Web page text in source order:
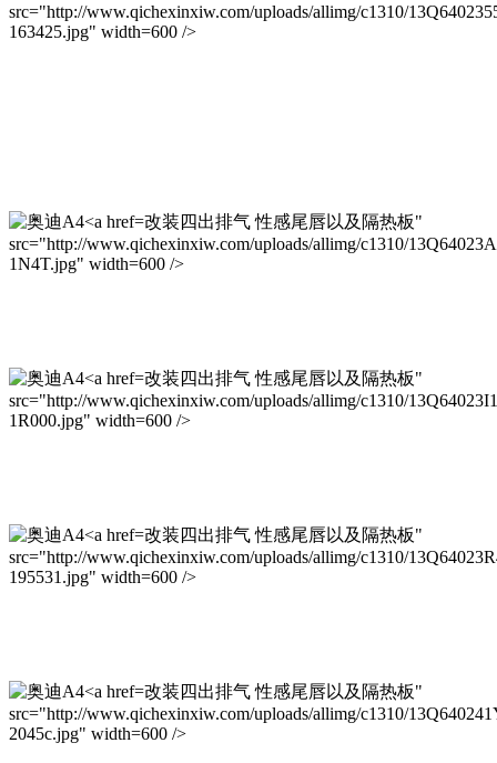
src="http://www.qichexinxiw.com/uploads/allimg/c1310/
163425.jpg" width=600 />
改装四出排气 性感尾唇以及隔热板"
src="http://www.qichexinxiw.com/uploads/allimg/c1310/
1N4T.jpg" width=600 />
改装四出排气 性感尾唇以及隔热板"
src="http://www.qichexinxiw.com/uploads/allimg/c1310/
1R000.jpg" width=600 />
改装四出排气 性感尾唇以及隔热板"
src="http://www.qichexinxiw.com/uploads/allimg/c1310/
195531.jpg" width=600 />
改装四出排气 性感尾唇以及隔热板"
src="http://www.qichexinxiw.com/uploads/allimg/c1310/
2045c.jpg" width=600 />